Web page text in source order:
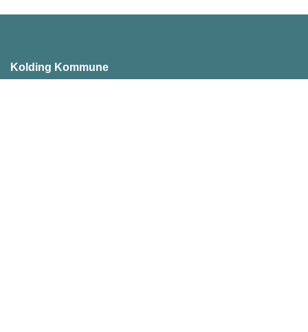
Kolding Kommune